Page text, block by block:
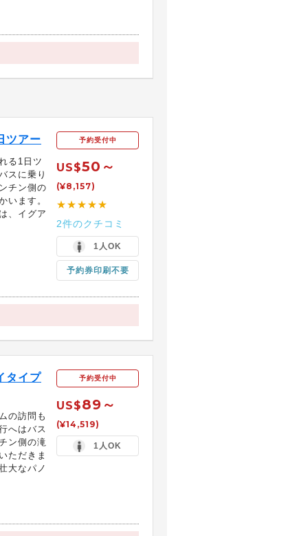
ツアー
る1日ツ
スに乗り
チン側の
います。
、イグア
予約受付中
US$50～
(¥8,157)
★★★★★
2件のクチコミ
1人OK
予約券印刷不要
タイプ
の訪問も
へはバス
ン側の滝
ただきま
大なパノ
予約受付中
US$89～
(¥14,519)
1人OK